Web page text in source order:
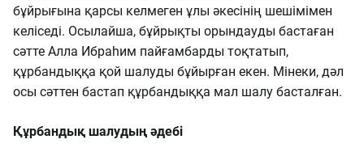
бұйрығына қарсы келмеген ұлы әкесінің шешімімен
келіседі. Осылайша, бұйрықты орындауды бастаған
сәтте Алла Ибраһим пайғамбарды тоқтатып,
құрбандыққа қой шалуды бұйырған екен. Мінеки, дәл
осы сәттен бастап құрбандыққа мал шалу басталған.
Құрбандық шалудың әдебі